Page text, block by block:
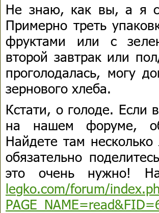
Не знаю, как вы, а я
Примерно треть
фруктами или с
второй завтрак или
проголодалась, могу
зернового хлеба.
Кстати, о голоде. Если
на нашем форуме,
Найдете там
обязательно
это очень нужно!
legko.com/forum/